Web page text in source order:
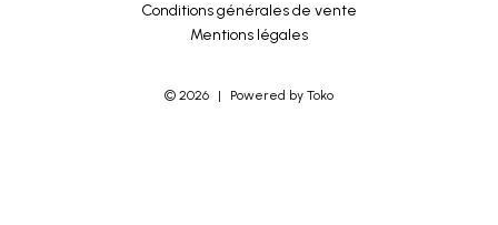
Conditions générales de vente
Mentions légales
© 2026 | Powered by Toko